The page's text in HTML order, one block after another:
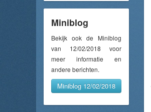
Miniblog
Bekijk ook de Miniblog
van 12/02/2018 voor
meer informatie en
andere berichten.
Miniblog 12/02/2018